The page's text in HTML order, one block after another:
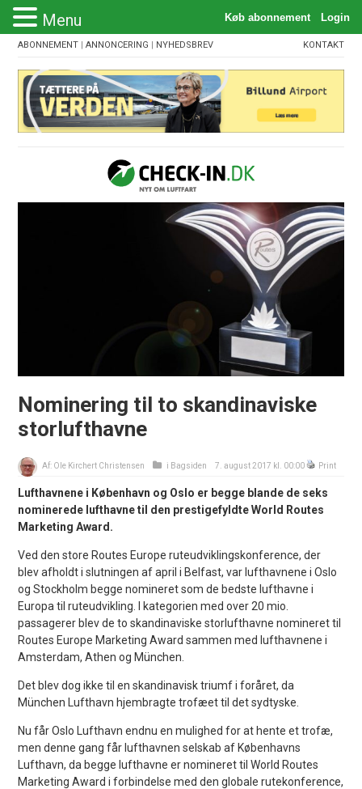
ABONNEMENT |ANNONCERING | NYHEDSBREV KONTAKT
Nominering til to skandinaviske
storlufthavne
Af: Ole Kirchert Christensen i Bagsiden 7. august 2017 kl. 00:00 Print
Lufthavnene i København og Oslo er begge blande de seks
nominerede lufthavne til den prestigefyldte World Routes
Marketing Award.
Ved den store Routes Europe ruteudviklingskonference, der
blev afholdt i slutningen af april i Belfast, var lufthavnene i Oslo
og Stockholm begge nomineret som de bedste lufthavne i
Europa til ruteudvikling. I kategorien med over 20 mio.
passagerer blev de to skandinaviske storlufthavne nomineret til
Routes Europe Marketing Award sammen med lufthavnene i
Amsterdam, Athen og München.
Det blev dog ikke til en skandinavisk triumf i foråret, da
München Lufthavn hjembragte trofæet til det sydtyske.
Nu får Oslo Lufthavn endnu en mulighed for at hente et trofæ,
men denne gang får lufthavnen selskab af Københavns
Lufthavn, da begge lufthavne er nomineret til World Routes
Marketing Award i forbindelse med den globale rutekonference,
Menu